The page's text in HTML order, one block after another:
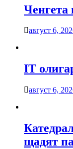
Ченгета
август 6,
IT
август 6,
щадят